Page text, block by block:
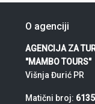
O agenciji
AGENCIJA ZA
"MAMBO TOURS"
Višnja Đurić PR
Matični broj: